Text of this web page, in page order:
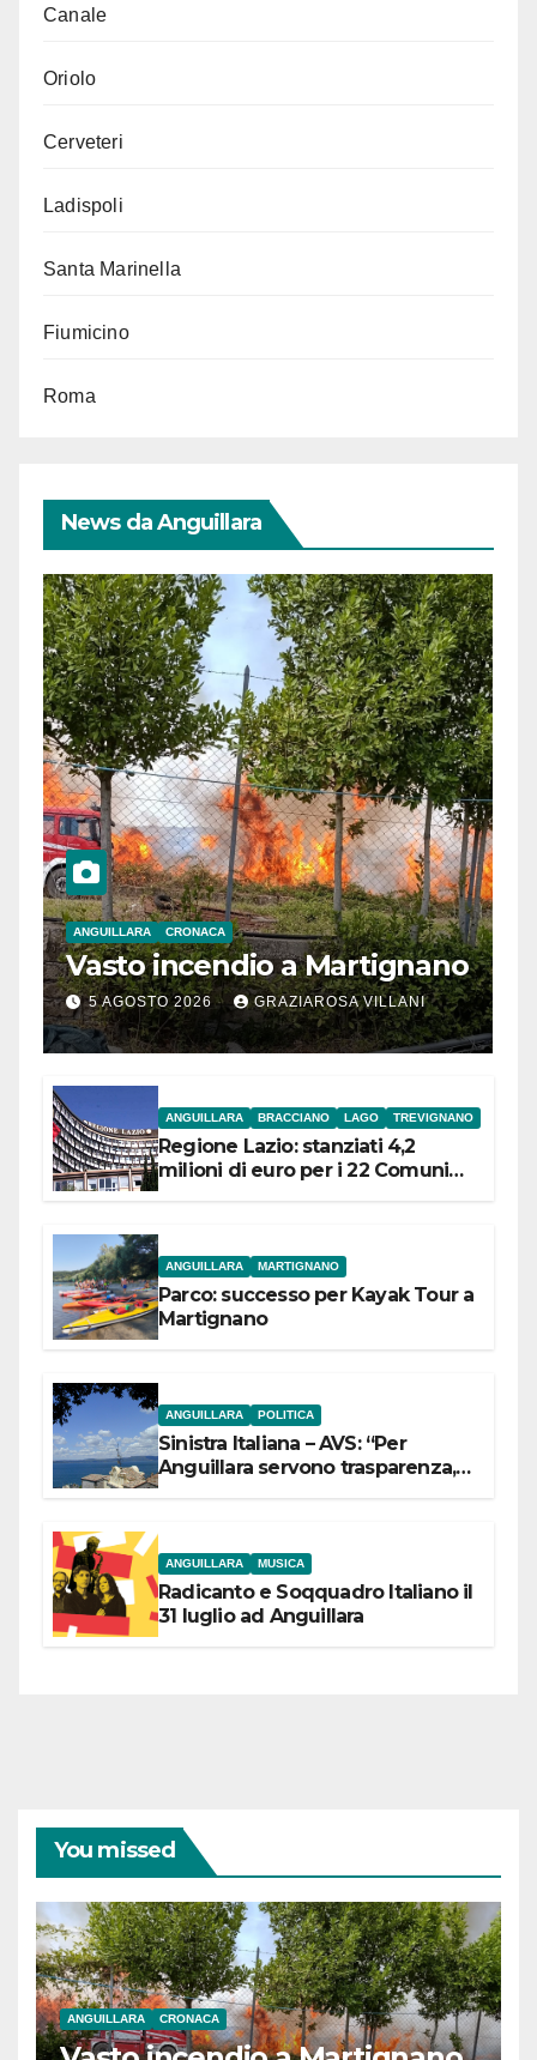
Canale
Oriolo
Cerveteri
Ladispoli
Santa Marinella
Fiumicino
Roma
News da Anguillara
ANGUILLARA CRONACA
Vasto incendio a Martignano
5 AGOSTO 2026 GRAZIAROSA VILLANI
ANGUILLARA BRACCIANO LAGO TREVIGNANO
Regione Lazio: stanziati 4,2
milioni di euro per i 22 Comuni
ANGUILLARA MARTIGNANO
Parco: successo per Kayak Tour a
Martignano
ANGUILLARA POLITICA
Sinistra Italiana – AVS: “Per
Anguillara servono trasparenza,
ANGUILLARA MUSICA
Radicanto e Soqquadro Italiano il
31 luglio ad Anguillara
You missed
ANGUILLARA CRONACA